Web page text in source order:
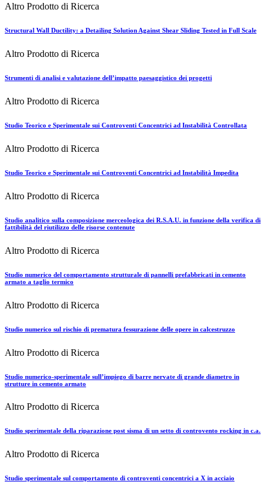
Altro Prodotto di Ricerca
Structural Wall Ductility: a Detailing Solution Against Shear Sliding Tested in Full Scale
Altro Prodotto di Ricerca
Strumenti di analisi e valutazione dell’impatto paesaggistico dei progetti
Altro Prodotto di Ricerca
Studio Teorico e Sperimentale sui Controventi Concentrici ad Instabilità Controllata
Altro Prodotto di Ricerca
Studio Teorico e Sperimentale sui Controventi Concentrici ad Instabilità Impedita
Altro Prodotto di Ricerca
Studio analitico sulla composizione merceologica dei R.S.A.U. in funzione della verifica di
fattibilità del riutilizzo delle risorse contenute
Altro Prodotto di Ricerca
Studio numerico del comportamento strutturale di pannelli prefabbricati in cemento
armato a taglio termico
Altro Prodotto di Ricerca
Studio numerico sul rischio di prematura fessurazione delle opere in calcestruzzo
Altro Prodotto di Ricerca
Studio numerico-sperimentale sull’impiego di barre nervate di grande diametro in
strutture in cemento armato
Altro Prodotto di Ricerca
Studio sperimentale della riparazione post sisma di un setto di controvento rocking in c.a.
Altro Prodotto di Ricerca
Studio sperimentale sul comportamento di controventi concentrici a X in acciaio